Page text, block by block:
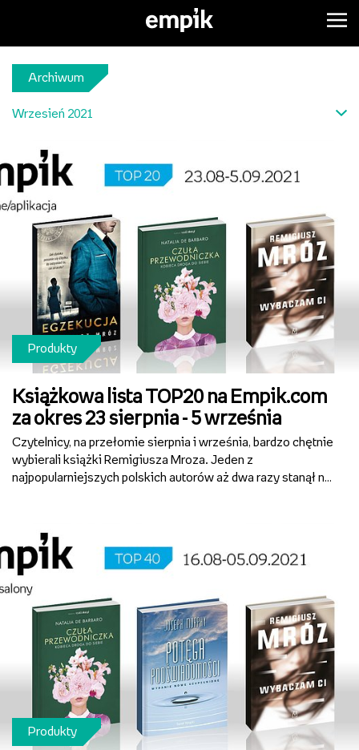
Archiwum
Wrzesień 2021
Produkty
Książkowa lista TOP20 na Empik.com
za okres 23 sierpnia - 5 września
Czytelnicy, na przełomie sierpnia i września, bardzo chętnie
wybierali książki Remigiusza Mroza. Jeden z
najpopularniejszych polskich autorów aż dwa razy stanął na
Produkty